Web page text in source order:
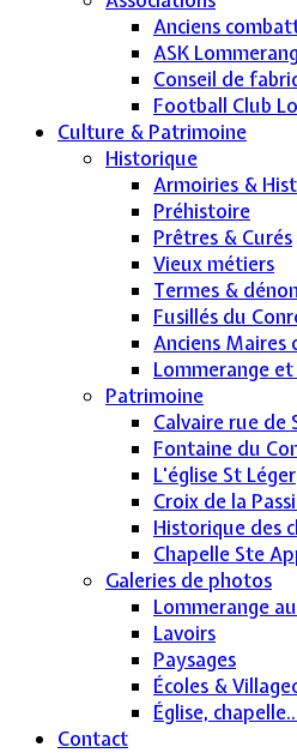
Anciens
ASK
Conseil de
Football Club
Culture & Patrimoine
Historique
Armoiries &
Préhistoire
Prêtres & Curés
Vieux métiers
Termes &
Fusillés du
Anciens Maires
Lommerange
Patrimoine
Calvaire rue de
Fontaine du
L'église St Léger
Croix de la
Historique des
Chapelle Ste
Galeries de photos
Lommerange
Lavoirs
Paysages
Écoles &
Église,
Contact